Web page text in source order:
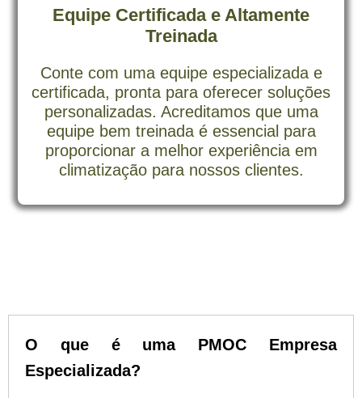
Equipe Certificada e Altamente
Treinada
Conte com uma equipe especializada e
certificada, pronta para oferecer soluções
personalizadas. Acreditamos que uma
equipe bem treinada é essencial para
proporcionar a melhor experiência em
climatização para nossos clientes.
O que é uma PMOC Empresa
Especializada?